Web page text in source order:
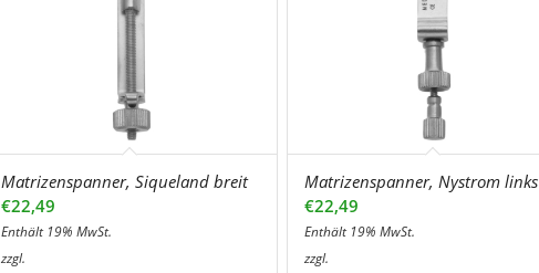
Matrizenspanner, Siqueland breit
€22,49
Enthält 19% MwSt.
zzgl.
Matrizenspanner, Nystrom links
€22,49
Enthält 19% MwSt.
zzgl.